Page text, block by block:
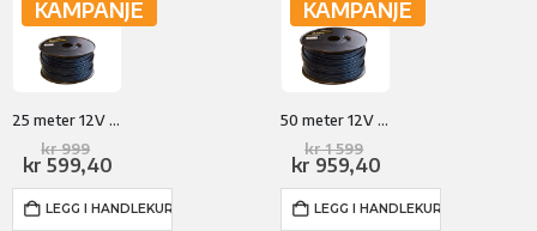
KAMPANJE
25 meter 12V kabel
kr999
pris
kr 999.
kr 599,40Nåværende
er:
kr 599,40.
LEGG I HANDLEKURV
KAMPANJE
50 meter 12V kabel
kr1 599
pris
kr 1
599.
kr 959,40Nåværende
er:
kr 959,40.
LEGG I HANDLEKURV